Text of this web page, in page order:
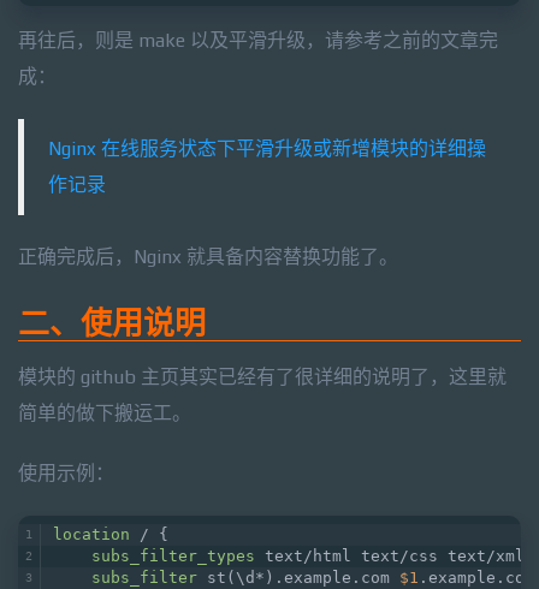
再往后，则是 make 以及平滑升级，请参考之前的文章完
成：
Nginx 在线服务状态下平滑升级或新增模块的详细操
作记录
正确完成后，Nginx 就具备内容替换功能了。
二、使用说明
模块的 github 主页其实已经有了很详细的说明了，这里就
简单的做下搬运工。
使用示例：
location / {
subs_filter_types text/html text/css text/
subs_filter st(\d*).example.com $1